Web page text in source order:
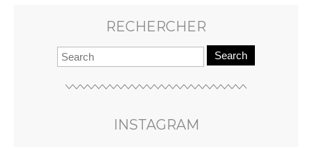
RECHERCHER
Search
INSTAGRAM